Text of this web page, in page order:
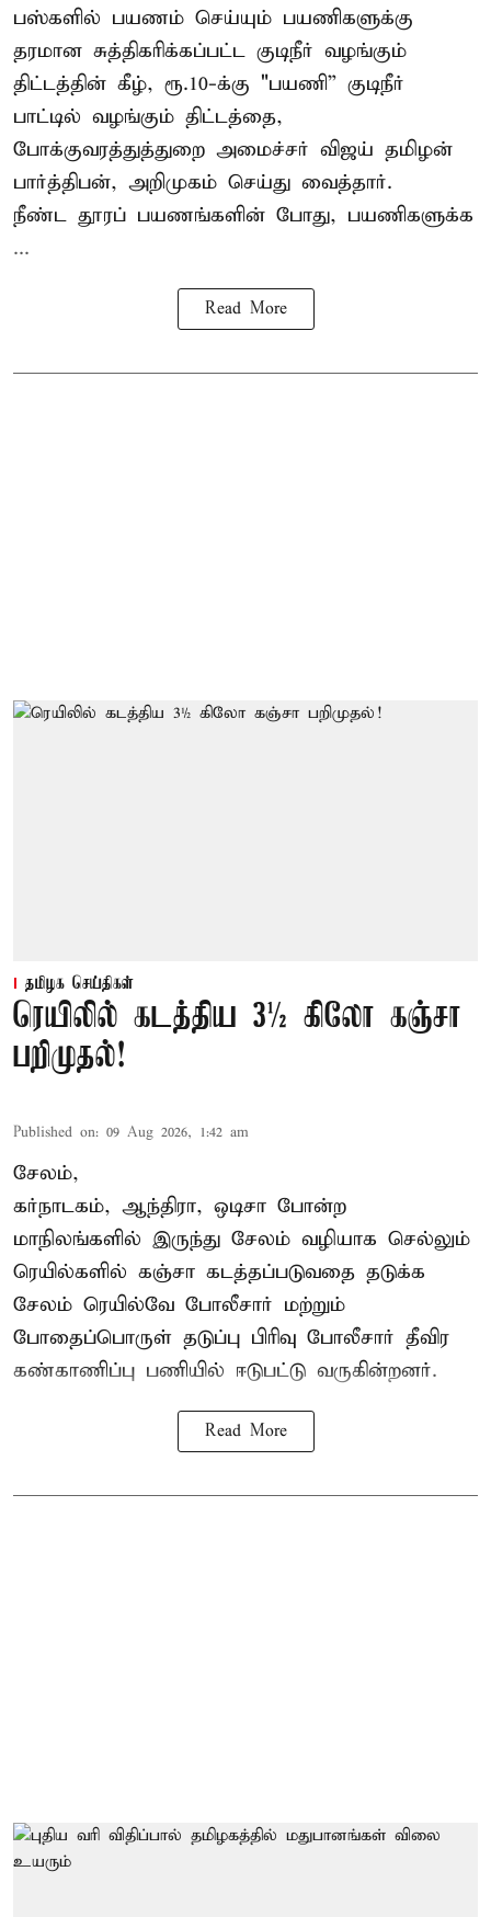
பஸ்களில் பயணம் செய்யும் பயணிகளுக்கு
தரமான சுத்திகரிக்கப்பட்ட குடிநீர் வழங்கும்
திட்டத்தின் கீழ், ரூ.10-க்கு "பயணி” குடிநீர்
பாட்டில் வழங்கும் திட்டத்தை,
போக்குவரத்துத்துறை அமைச்சர் விஜய் தமிழன்
பார்த்திபன், அறிமுகம் செய்து வைத்தார்.
நீண்ட தூரப் பயணங்களின் போது, பயணிகளுக்க
...
Read More
தமிழக செய்திகள்
ரெயிலில் கடத்திய 3½ கிலோ கஞ்சா
பறிமுதல்!
Published on: 09 Aug 2026, 1:42 am
சேலம்,
கர்நாடகம், ஆந்திரா, ஒடிசா போன்ற
மாநிலங்களில் இருந்து சேலம் வழியாக செல்லும்
ரெயில்களில் கஞ்சா கடத்தப்படுவதை தடுக்க
சேலம் ரெயில்வே போலீசார் மற்றும்
போதைப்பொருள் தடுப்பு பிரிவு போலீசார் தீவிர
கண்காணிப்பு பணியில் ஈடுபட்டு வருகின்றனர்.
Read More